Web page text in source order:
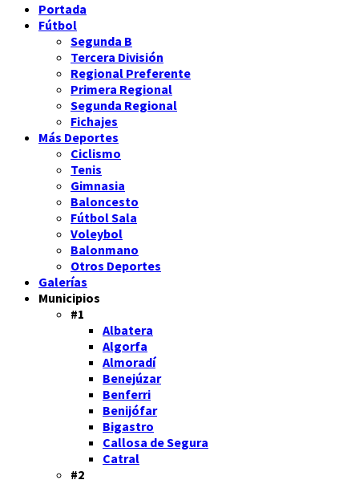
Portada
Fútbol
Segunda B
Tercera División
Regional Preferente
Primera Regional
Segunda Regional
Fichajes
Más Deportes
Ciclismo
Tenis
Gimnasia
Baloncesto
Fútbol Sala
Voleybol
Balonmano
Otros Deportes
Galerías
Municipios
#1
Albatera
Algorfa
Almoradí
Benejúzar
Benferri
Benijófar
Bigastro
Callosa de Segura
Catral
#2